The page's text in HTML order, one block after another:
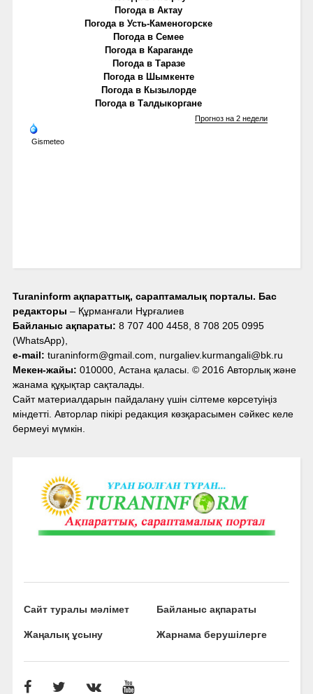
Погода в Актау
Погода в Усть-Каменогорске
Погода в Семее
Погода в Караганде
Погода в Таразе
Погода в Шымкенте
Погода в Кызылорде
Погода в Талдыкоргане
Gismeteo
Прогноз на 2 недели
Turaninform ақпараттық, сараптамалық порталы. Бас
редакторы – Құрманғали Нұрғалиев
Байланыс ақпараты: 8 707 400 4458, 8 708 205 0995
(WhatsApp),
e-mail: turaninform@gmail.com, nurgaliev.kurmangali@bk.ru
Мекен-жайы: 010000, Астана қаласы. © 2016 Авторлық және
жанама құқықтар сақталады.
Сайт материалдарын пайдалану үшін сілтеме көрсетуіңіз
міндетті. Авторлар пікірі редакция көзқарасымен сәйкес келе
бермеуі мүмкін.
Сайт туралы мәлімет Байланыс ақпараты
Жаңалық ұсыну Жарнама берушілерге